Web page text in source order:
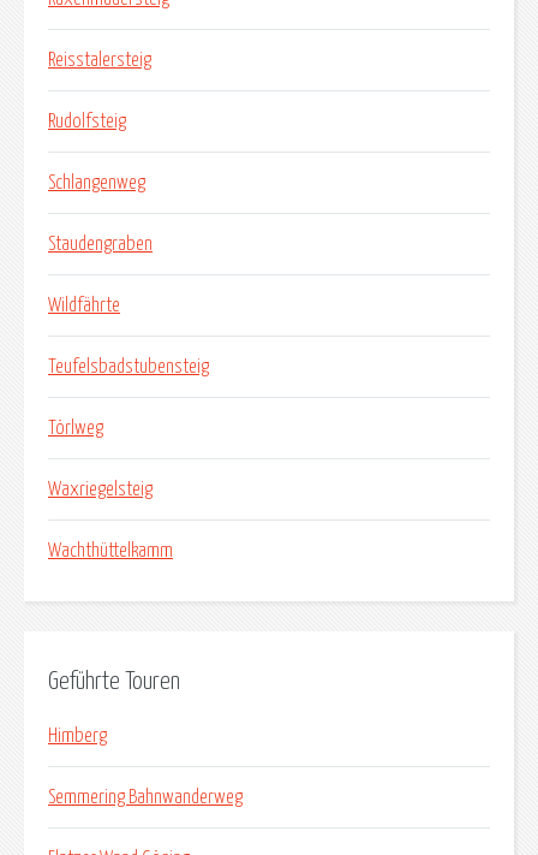
Reisstalersteig
Rudolfsteig
Schlangenweg
Staudengraben
Wildfährte
Teufelsbadstubensteig
Törlweg
Waxriegelsteig
Wachthüttelkamm
Geführte Touren
Himberg
Semmering Bahnwanderweg